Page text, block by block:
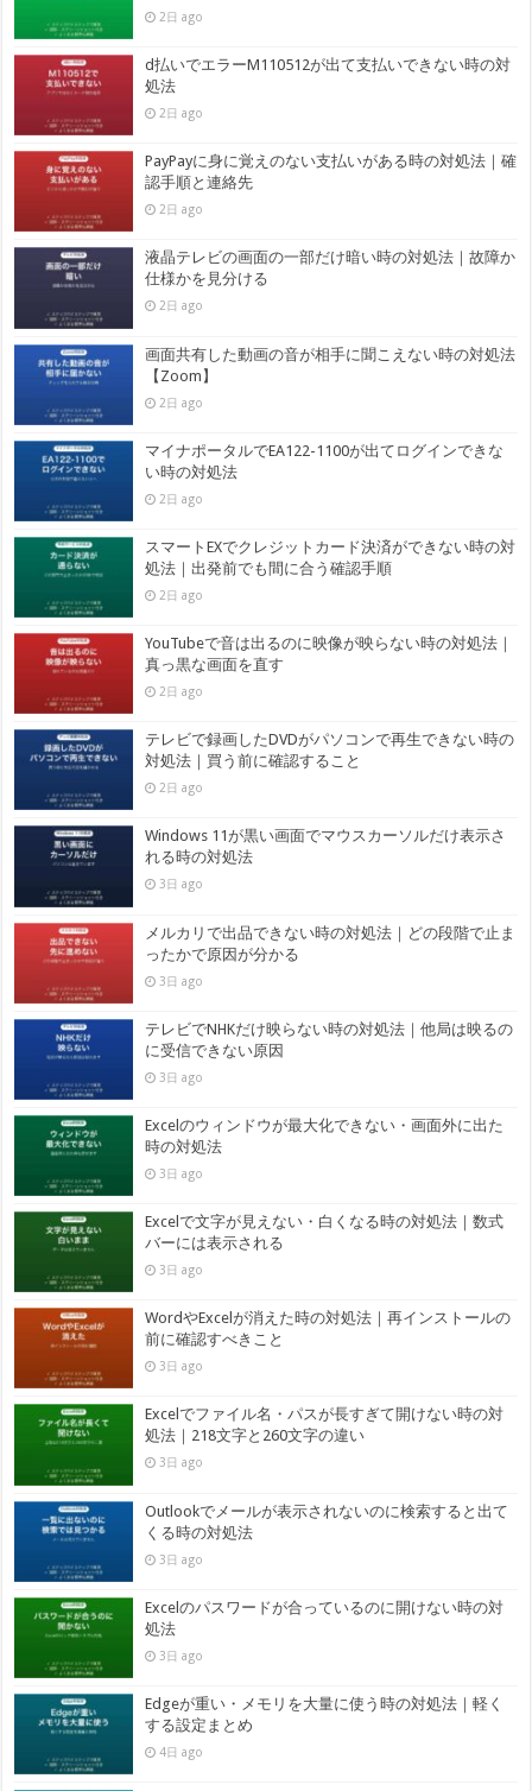
2日 ago
d払いでエラーM110512が出て支払いできない時の対
処法
2日 ago
PayPayに身に覚えのない支払いがある時の対処法｜確
認手順と連絡先
2日 ago
液晶テレビの画面の一部だけ暗い時の対処法｜故障か
仕様かを見分ける
2日 ago
画面共有した動画の音が相手に聞こえない時の対処法
【Zoom】
2日 ago
マイナポータルでEA122-1100が出てログインできな
い時の対処法
2日 ago
スマートEXでクレジットカード決済ができない時の対
処法｜出発前でも間に合う確認手順
2日 ago
YouTubeで音は出るのに映像が映らない時の対処法｜
真っ黒な画面を直す
2日 ago
テレビで録画したDVDがパソコンで再生できない時の
対処法｜買う前に確認すること
2日 ago
Windows 11が黒い画面でマウスカーソルだけ表示さ
れる時の対処法
3日 ago
メルカリで出品できない時の対処法｜どの段階で止ま
ったかで原因が分かる
3日 ago
テレビでNHKだけ映らない時の対処法｜他局は映るの
に受信できない原因
3日 ago
Excelのウィンドウが最大化できない・画面外に出た
時の対処法
3日 ago
Excelで文字が見えない・白くなる時の対処法｜数式
バーには表示される
3日 ago
WordやExcelが消えた時の対処法｜再インストールの
前に確認すべきこと
3日 ago
Excelでファイル名・パスが長すぎて開けない時の対
処法｜218文字と260文字の違い
3日 ago
Outlookでメールが表示されないのに検索すると出て
くる時の対処法
3日 ago
Excelのパスワードが合っているのに開けない時の対
処法
3日 ago
Edgeが重い・メモリを大量に使う時の対処法｜軽く
する設定まとめ
4日 ago